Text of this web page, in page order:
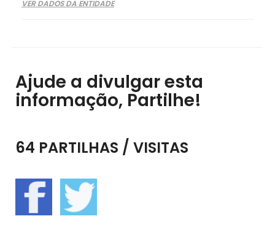
VER DADOS DA ENTIDADE
Ajude a divulgar esta
informação, Partilhe!
64 PARTILHAS / VISITAS